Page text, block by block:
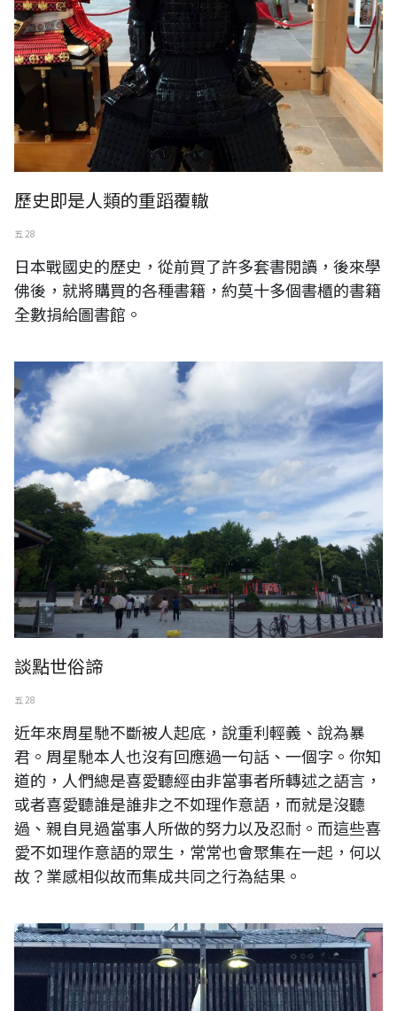
歷史即是人類的重蹈覆轍
五 28
日本戰國史的歷史，從前買了許多套書閱讀，後來學
佛後，就將購買的各種書籍，約莫十多個書櫃的書籍
全數捐給圖書館。
日本。愛知縣。犬山城（古稱：白帝城）外
談點世俗諦
五 28
近年來周星馳不斷被人起底，說重利輕義、說為暴
君。周星馳本人也沒有回應過一句話、一個字。你知
道的，人們總是喜愛聽經由非當事者所轉述之語言，
或者喜愛聽誰是誰非之不如理作意語，而就是沒聽
過、親自見過當事人所做的努力以及忍耐。而這些喜
愛不如理作意語的眾生，常常也會聚集在一起，何以
故？業感相似故而集成共同之行為結果。
日本。愛知縣。名古屋